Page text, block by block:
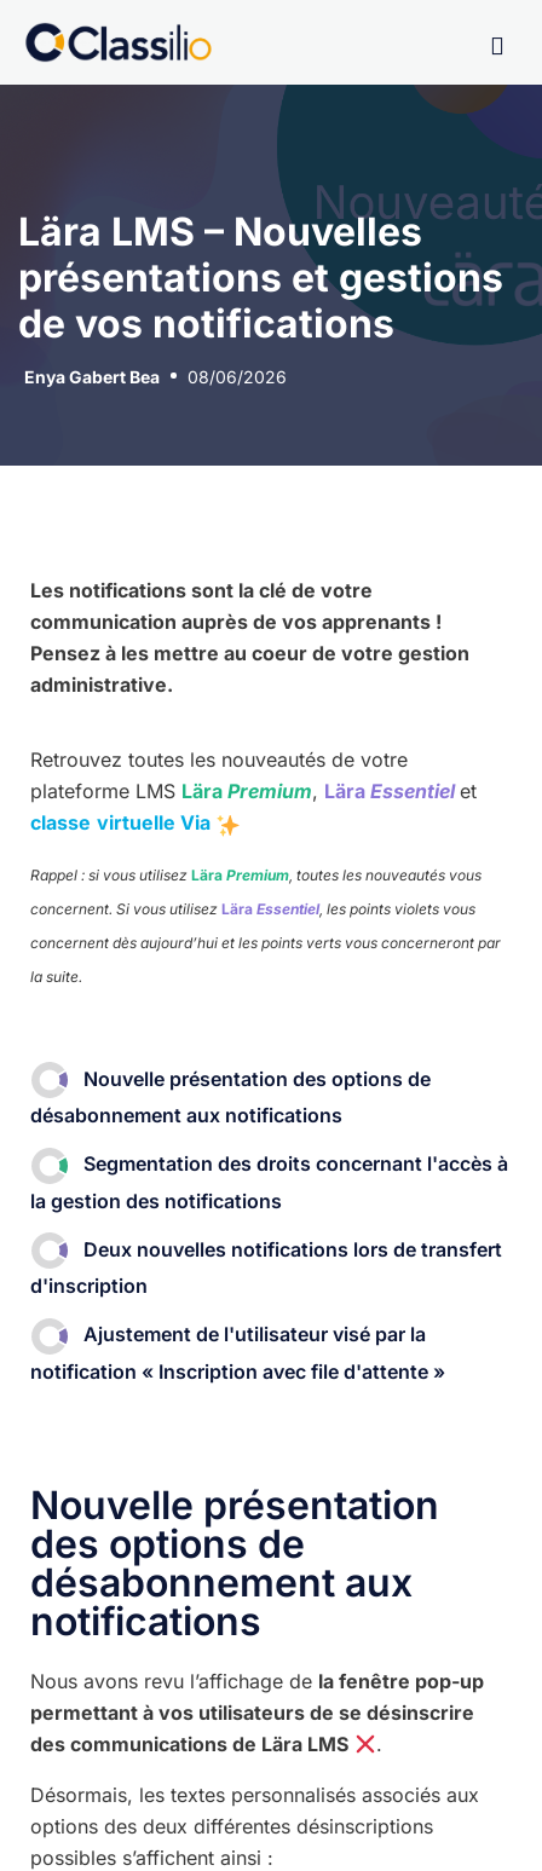
Lära LMS – Nouvelles
présentations et gestions
de vos notifications
Enya Gabert Bea 08/06/2026
Les notifications sont la clé de votre
communication auprès de vos apprenants !
Pensez à les mettre au coeur de votre gestion
administrative.
Retrouvez toutes les nouveautés de votre
plateforme LMS Lära Premium, Lära Essentielet
classe virtuelle Via
Rappel : si vous utilisez Lära Premium, toutes les nouveautés vous
concernent. Si vous utilisez Lära Essentiel, les points violets vous
concernent dès aujourd’hui et les points verts vous concerneront par
la suite.
Nouvelle présentation des options de
désabonnement aux notifications
Segmentation des droits concernant l'accès à
la gestion des notifications​
Deux nouvelles notifications lors de transfert
d'inscription
Ajustement de l'utilisateur visé par la
notification « Inscription avec file d'attente »​
Nouvelle présentation
des options de
désabonnement aux
notifications
Nous avons revu l’affichage de la fenêtre pop-up
permettant à vos utilisateurs de se désinscrire
des communications de Lära LMS
.
Désormais, les textes personnalisés associés aux
options des deux différentes désinscriptions
possibles s’affichent ainsi :